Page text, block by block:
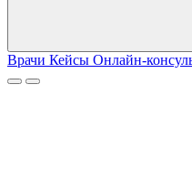
Врачи Кейсы Онлайн-